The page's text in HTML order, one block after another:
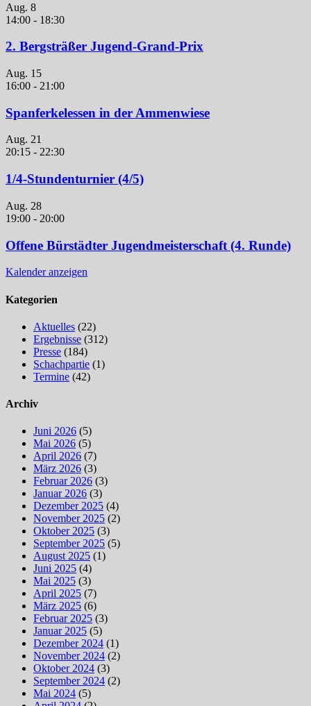
Aug. 8
14:00 - 18:30
2. Bergsträßer Jugend-Grand-Prix
Aug. 15
16:00 - 21:00
Spanferkelessen in der Ammenwiese
Aug. 21
20:15 - 22:30
1/4-Stundenturnier (4/5)
Aug. 28
19:00 - 20:00
Offene Bürstädter Jugendmeisterschaft (4. Runde)
Kalender anzeigen
Kategorien
Aktuelles (22)
Ergebnisse (312)
Presse (184)
Schachpartie (1)
Termine (42)
Archiv
Juni 2026 (5)
Mai 2026 (5)
April 2026 (7)
März 2026 (3)
Februar 2026 (3)
Januar 2026 (3)
Dezember 2025 (4)
November 2025 (2)
Oktober 2025 (3)
September 2025 (5)
August 2025 (1)
Juni 2025 (4)
Mai 2025 (3)
April 2025 (7)
März 2025 (6)
Februar 2025 (3)
Januar 2025 (5)
Dezember 2024 (1)
November 2024 (2)
Oktober 2024 (3)
September 2024 (2)
Mai 2024 (5)